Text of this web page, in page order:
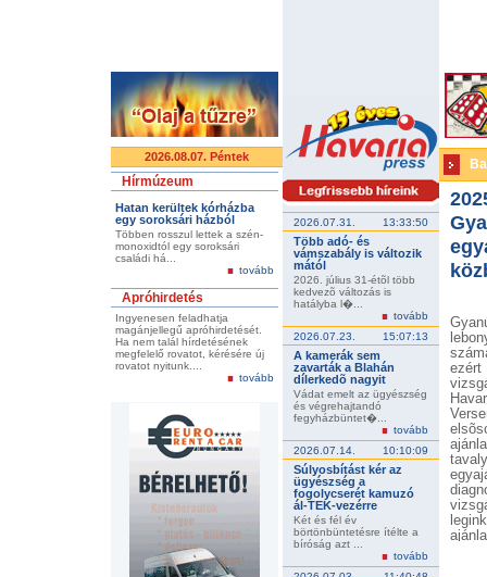
2026.08.07. Péntek
Hírmúzeum
Hatan kerültek kórházba
egy soroksári házból
Többen rosszul lettek a szén-
monoxidtól egy soroksári
családi há...
tovább
Apróhirdetés
Ingyenesen feladhatja
magánjellegű apróhirdetését.
Ha nem talál hírdetésének
megfelelő rovatot, kérésére új
rovatot nyitunk....
tovább
2026.07.31. 13:33:50
Több adó- és
vámszabály is változik
mától
2026. július 31-étõl több
kedvezõ változás is
hatályba l�...
tovább
2026.07.23.
15:07:13
A kamerák sem
zavarták a Blahán
dílerkedõ nagyit
Vádat emelt az ügyészség
és végrehajtandó
fegyházbüntet�...
tovább
2026.07.14.
10:10:09
Súlyosbítást kér az
ügyészség a
fogolycserét kamuzó
ál-TEK-vezérre
Két és fél év
börtönbüntetésre ítélte a
bíróság azt ...
tovább